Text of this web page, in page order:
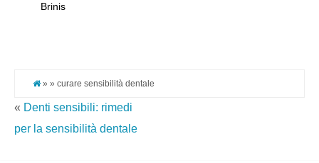
Brinis
» » curare sensibilità dentale
« Denti sensibili: rimedi
per la sensibilità dentale